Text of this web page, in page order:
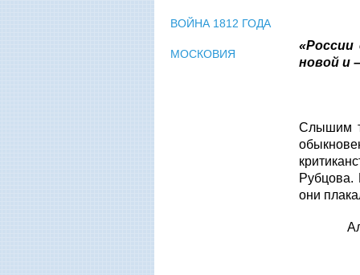
новой и
Слышим
Рубцова.
они
Под
ВОЙНА 1812 ГОДА
МОСКОВИЯ